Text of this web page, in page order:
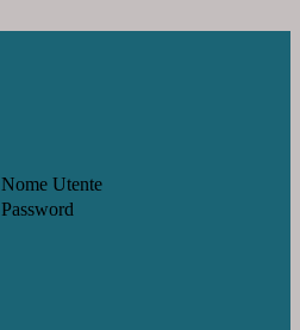
Nome Utente
Password